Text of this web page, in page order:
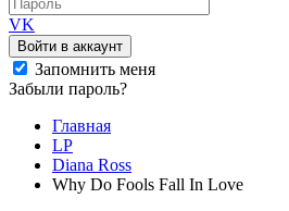
VK
Войти в аккаунт
Запомнить меня
Забыли пароль?
Главная
LP
Diana Ross
Why Do Fools Fall In Love